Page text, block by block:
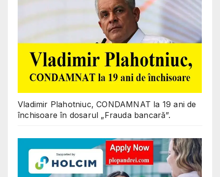
Vladimir Plahotniuc, CONDAMNAT la 19 ani de
închisoare în dosarul „Frauda bancară”.